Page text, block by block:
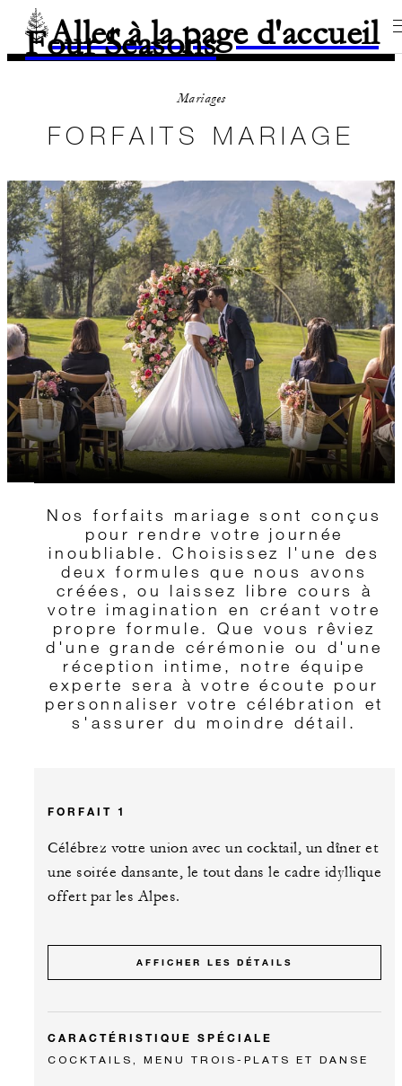
Aller à la page d'accueil
Four Seasons
Mariages
FORFAITS MARIAGE
Nos forfaits mariage sont conçus
pour rendre votre journée
inoubliable. Choisissez l'une des
deux formules que nous avons
créées, ou laissez libre cours à
votre imagination en créant votre
propre formule. Que vous rêviez
d'une grande cérémonie ou d'une
réception intime, notre équipe
experte sera à votre écoute pour
personnaliser votre célébration et
s'assurer du moindre détail.
FORFAIT 1
Célébrez votre union avec un cocktail, un dîner et
une soirée dansante, le tout dans le cadre idyllique
offert par les Alpes.
AFFICHER LES DÉTAILS
CARACTÉRISTIQUE SPÉCIALE
COCKTAILS, MENU TROIS-PLATS ET DANSE